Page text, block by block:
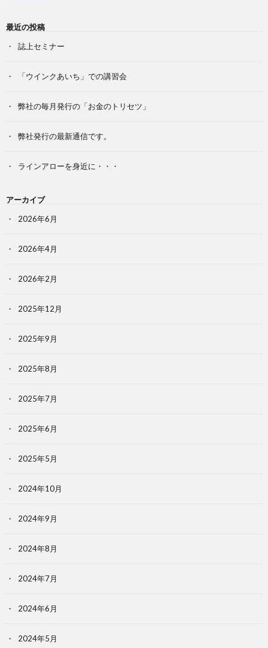
最近の投稿
誌上セミナー
「ウインクあいち」での講習会
弊社の毎月発行の「お金のトリセツ」
弊社発行の最新通信です。
ラインアローを身近に・・・
アーカイブ
2026年6月
2026年4月
2026年2月
2025年12月
2025年9月
2025年8月
2025年7月
2025年6月
2025年5月
2024年10月
2024年9月
2024年8月
2024年7月
2024年6月
2024年5月